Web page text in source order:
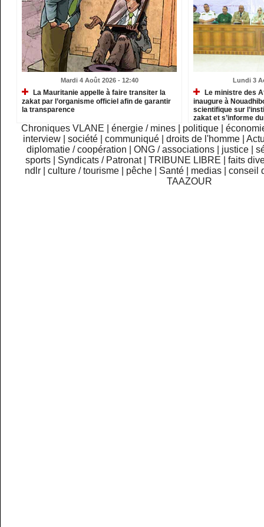
Mardi 4 Août 2026 - 12:40
La Mauritanie appelle à faire transiter la
zakat par l’organisme officiel afin de garantir
la transparence
Lundi 3
Le ministre des
inaugure à
scientifique sur
zakat et s’informe
institutions relevant
Chroniques VLANE énergie / mines politique
interview
|société |communiqué |droits de l'homme |
diplomatie / coopération
ONG / associations justice
sports
Syndicats / Patronat TRIBUNE LIBRE
faits
ndlr
|culture / tourisme pêche Santé medias |conseil
TAAZOUR